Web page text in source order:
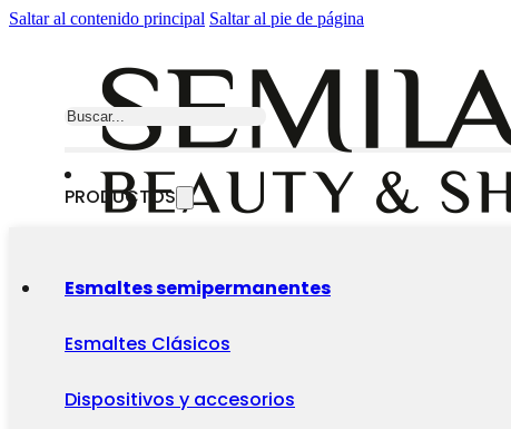
Saltar al contenido principal Saltar al pie de página
Buscar
PRODUCTOS
Esmaltes semipermanentes
Esmaltes Clásicos
Dispositivos y accesorios